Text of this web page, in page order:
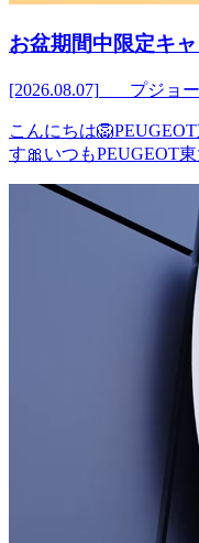
お盆期間中限定キ
[2026.08.07] プジョー
こんにちは
す🎀いつもPEUGEOT